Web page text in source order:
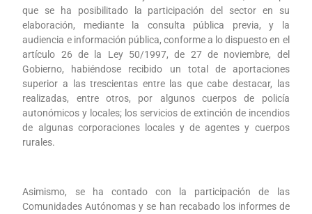
que se ha posibilitado la participación del sector en su
elaboración, mediante la consulta pública previa, y la
audiencia e información pública, conforme a lo dispuesto en el
artículo 26 de la Ley 50/1997, de 27 de noviembre, del
Gobierno, habiéndose recibido un total de aportaciones
superior a las trescientas entre las que cabe destacar, las
realizadas, entre otros, por algunos cuerpos de policía
autonómicos y locales; los servicios de extinción de incendios
de algunas corporaciones locales y de agentes y cuerpos
rurales.
Asimismo, se ha contado con la participación de las
Comunidades Autónomas y se han recabado los informes de